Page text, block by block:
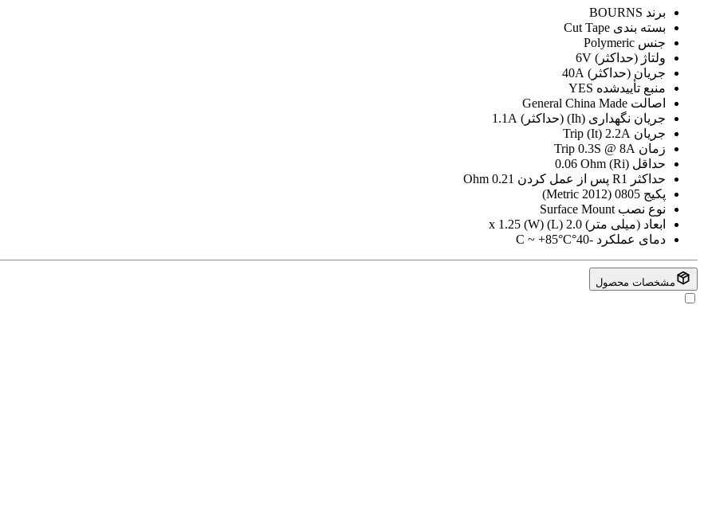
برند BOURNS
بسته بندی Cut Tape
جنس Polymeric
ولتاژ (حداکثر) 6V
جریان (حداکثر) 40A
منبع تأیید‌شده YES
اصالت General China Made
جریان نگهداری (Ih) (حداکثر)
1.1A
جریان Trip (It) 2.2A
زمان Trip 0.3S @ 8A
حداقل (Ri)
0.06 Ohm
حداکثر R1 پس از عمل کردن
0.21 Ohm
پکیج 0805 (2012 Metric)
نوع نصب Surface Mount
ابعاد (میلی متر) 2.0 (L) x 1.25 (W)
دمای عملکرد -40°C ~ +85°C
مشخصات محصول